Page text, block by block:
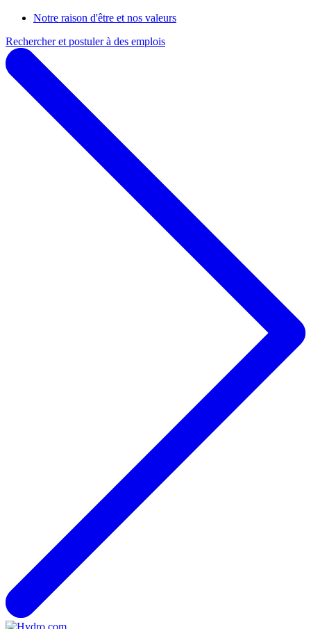
Notre raison d'être et nos valeurs
Rechercher et postuler à des emplois